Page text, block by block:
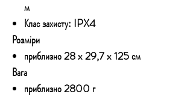
м
Клас захисту: IPX4
Розміри
приблизно 28 x 29,7 x 125 см
Вага
приблизно 2800 г